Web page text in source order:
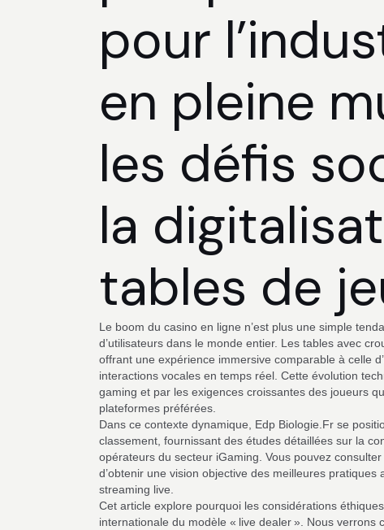
pour
en pleine
les défis
la
tables de
Le boom du casino en ligne n’est plus une simple
d’utilisateurs dans le monde entier. Les tables avec
offrant une expérience immersive comparable à celle
interactions vocales en temps réel. Cette évolution
gaming et par les exigences croissantes des joueurs
plateformes préférées.
Dans ce contexte dynamique, Edp Biologie.Fr se
classement, fournissant des études détaillées sur la
opérateurs du secteur iGaming. Vous pouvez
d’obtenir une vision objective des meilleures
streaming live.
Cet article explore pourquoi les considérations
internationale du modèle « live dealer ». Nous